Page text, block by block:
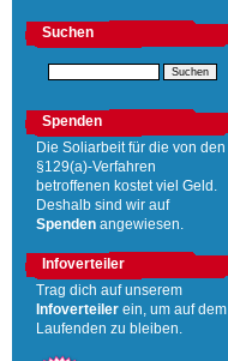
Suchen
Spenden
Die Soliarbeit für die von den
§129(a)-Verfahren
betroffenen kostet viel Geld.
Deshalb sind wir auf
Spenden angewiesen.
Infoverteiler
Trag dich auf unserem
Infoverteiler ein, um auf dem
Laufenden zu bleiben.